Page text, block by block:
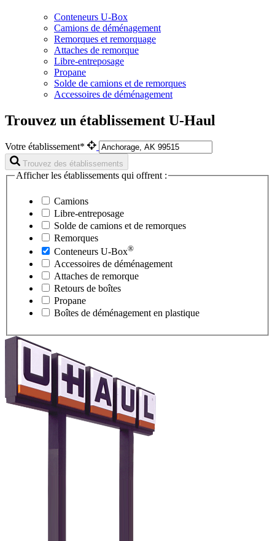
Conteneurs U-Box
Camions de déménagement
Remorques et remorquage
Attaches de remorque
Libre-entreposage
Propane
Solde de camions et de remorques
Accessoires de déménagement
Trouvez un établissement U-Haul
Votre établissement*
Trouvez des établissements
Afficher les établissements qui offrent :
Camions
Libre-entreposage
Solde de camions et de remorques
Remorques
Conteneurs U-Box®
Accessoires de déménagement
Attaches de remorque
Retours de boîtes
Propane
Boîtes de déménagement en plastique